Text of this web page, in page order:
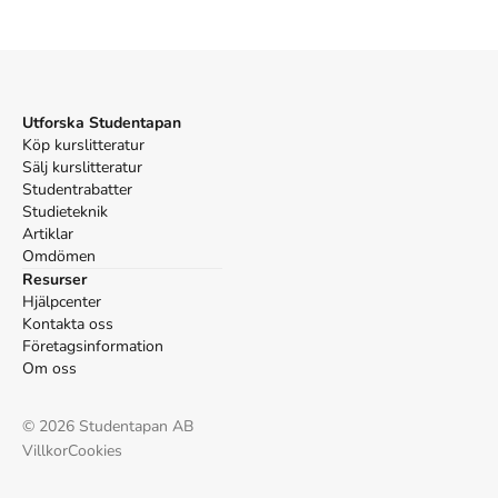
APA
McEwan, I. (2019).
Brombergs.
Vancouver
McEwan I. Maskiner som jag. 1:a uppl. Brombergs; 2019.
Utforska Studentapan
Köp kurslitteratur
Sälj kurslitteratur
Studentrabatter
Studieteknik
Artiklar
Omdömen
Resurser
Hjälpcenter
Kontakta oss
Företagsinformation
Om oss
© 2026 Studentapan AB
VillkorCookies